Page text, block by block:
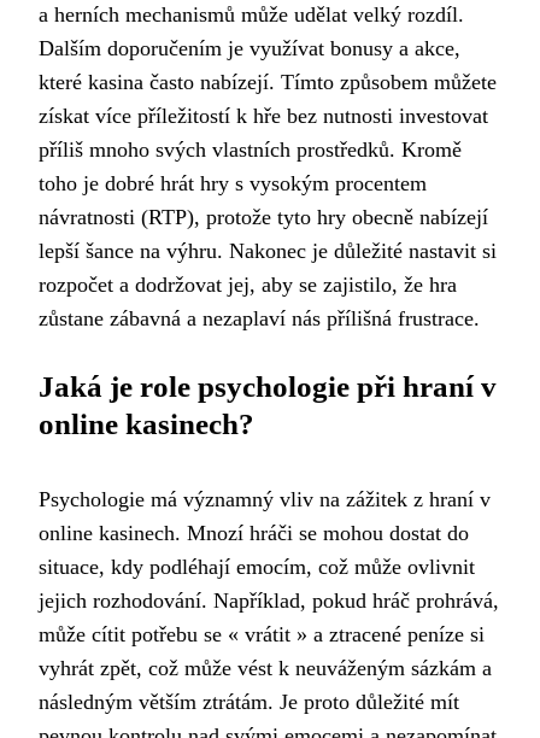
a herních mechanismů může udělat velký rozdíl.
Dalším doporučením je využívat bonusy a akce,
které kasina často nabízejí. Tímto způsobem můžete
získat více příležitostí k hře bez nutnosti investovat
příliš mnoho svých vlastních prostředků. Kromě
toho je dobré hrát hry s vysokým procentem
návratnosti (RTP), protože tyto hry obecně nabízejí
lepší šance na výhru. Nakonec je důležité nastavit si
rozpočet a dodržovat jej, aby se zajistilo, že hra
zůstane zábavná a nezaplaví nás přílišná frustrace.
Jaká je role psychologie při hraní v
online kasinech?
Psychologie má významný vliv na zážitek z hraní v
online kasinech. Mnozí hráči se mohou dostat do
situace, kdy podléhají emocím, což může ovlivnit
jejich rozhodování. Například, pokud hráč prohrává,
může cítit potřebu se « vrátit » a ztracené peníze si
vyhrát zpět, což může vést k neuváženým sázkám a
následným větším ztrátám. Je proto důležité mít